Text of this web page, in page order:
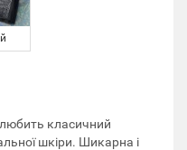
любить класичний
шкіри. Шикарна і